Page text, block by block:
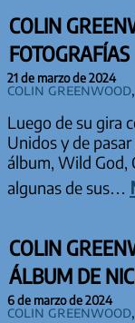
COLIN
FOTOGRAFÍAS
21 de marzo de 2024
Colin Greenwood,
Luego de su gira
Unidos y de
álbum, Wild God,
algunas de sus…
COLIN
ÁLBUM DE
6 de marzo de 2024
Colin Greenwood,